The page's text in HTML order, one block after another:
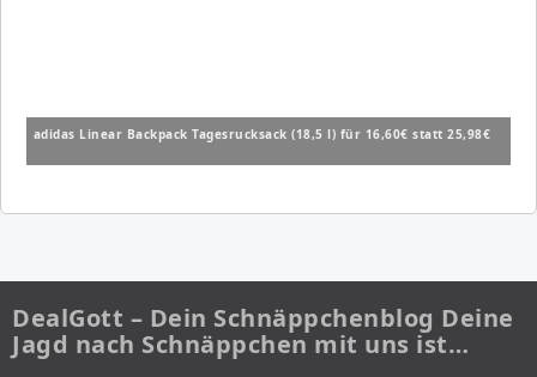
adidas Linear Backpack Tagesrucksack (18,5 l) für 16,60€ statt 25,98€
DealGott – Dein Schnäppchenblog Deine
Jagd nach Schnäppchen mit uns ist…